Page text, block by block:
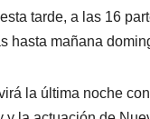
tarde, a las 16
hasta mañana
la última noche